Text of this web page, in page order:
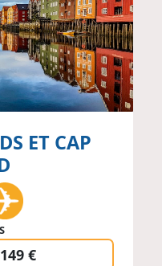
ET CAP
€